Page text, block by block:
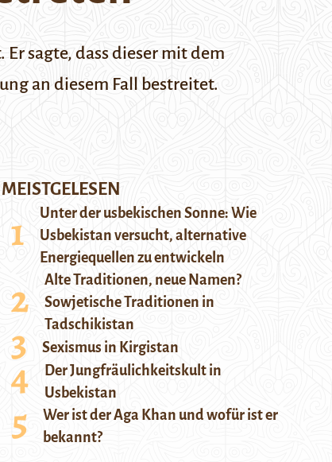
sagte, dass dieser mit dem
an diesem Fall bestreitet.
MEISTGELESEN
Unter der usbekischen Sonne: Wie
Usbekistan versucht, alternative
Energiequellen zu entwickeln
Alte Traditionen, neue Namen?
Sowjetische Traditionen in
Tadschikistan
Sexismus in Kirgistan
Der Jungfräulichkeitskult in
Usbekistan
Wer ist der Aga Khan und wofür ist er
bekannt?